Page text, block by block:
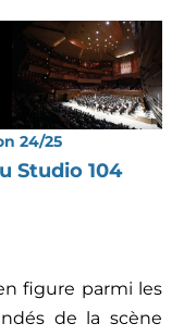
24/25
Studio 104
figure parmi les
de la scène